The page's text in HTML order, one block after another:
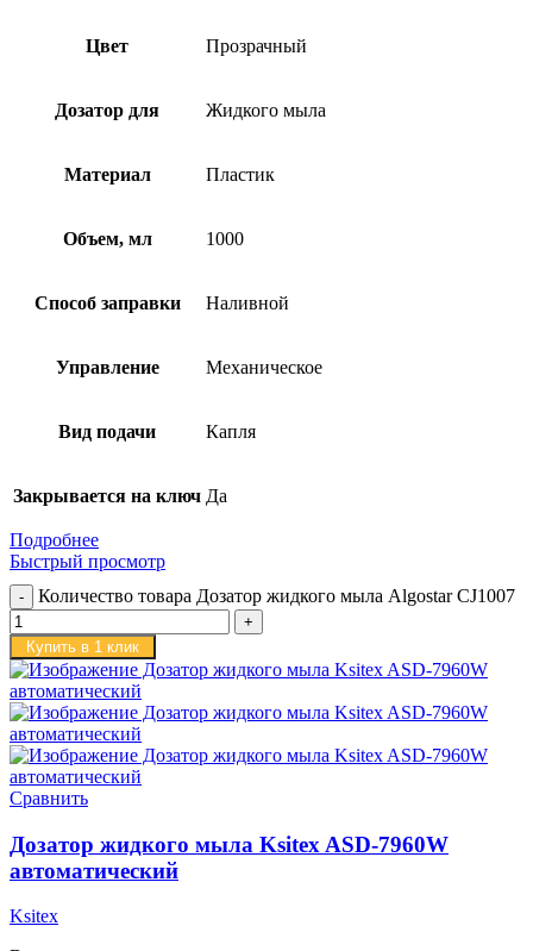
Цвет Прозрачный
Дозатор для Жидкого мыла
Материал Пластик
Объем, мл 1000
Способ заправки Наливной
Управление Механическое
Вид подачи Капля
Закрывается на ключ Да
Подробнее
Быстрый просмотр
Количество товара Дозатор жидкого мыла Algostar CJ1007
Купить в 1 клик
Сравнить
Дозатор жидкого мыла Ksitex ASD-7960W
автоматический
Ksitex